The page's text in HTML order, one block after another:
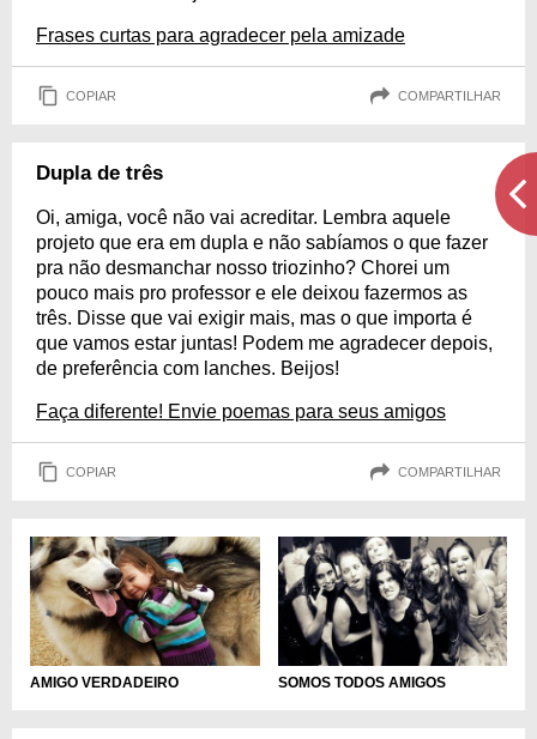
Frases curtas para agradecer pela amizade
COPIAR COMPARTILHAR
Dupla de três
Oi, amiga, você não vai acreditar. Lembra aquele
projeto que era em dupla e não sabíamos o que fazer
pra não desmanchar nosso triozinho? Chorei um
pouco mais pro professor e ele deixou fazermos as
três. Disse que vai exigir mais, mas o que importa é
que vamos estar juntas! Podem me agradecer depois,
de preferência com lanches. Beijos!
Faça diferente! Envie poemas para seus amigos
COPIAR COMPARTILHAR
AMIGO VERDADEIRO SOMOS TODOS AMIGOS